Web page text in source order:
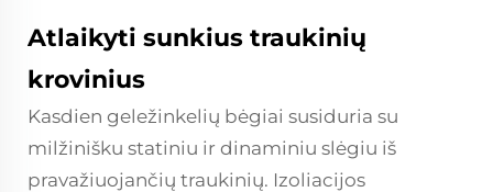
Atlaikyti sunkius traukinių
krovinius
Kasdien geležinkelių bėgiai susiduria su
milžinišku statiniu ir dinaminiu slėgiu iš
pravažiuojančių traukinių. Izoliacijos